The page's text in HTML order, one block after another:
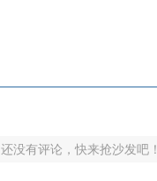
还没有评论，快来抢沙发吧！